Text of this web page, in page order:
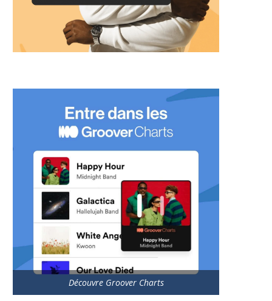
Découvre Groover Charts